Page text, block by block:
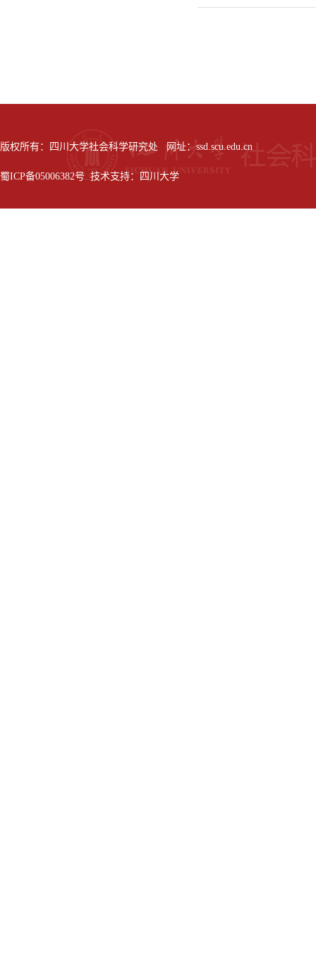
版权所有：四川大学社会科学研究处 网址：ssd.scu.edu.cn
蜀ICP备05006382号 技术支持：四川大学